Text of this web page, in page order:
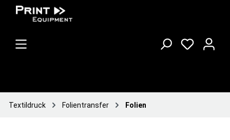
Textildruck Folientransfer Folien